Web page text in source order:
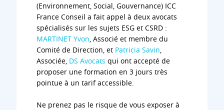
(Environnement, Social, Gouvernance) ICC
France Conseil a fait appel à deux avocats
spécialisés sur les sujets ESG et CSRD :
MARTINET Yvon, Associé et membre du
Comité de Direction, et Patricia Savin,
Associée, DS Avocats qui ont accepté de
proposer une formation en 3 jours très
pointue à un tarif accessible.
Ne prenez pas le risque de vous exposer à